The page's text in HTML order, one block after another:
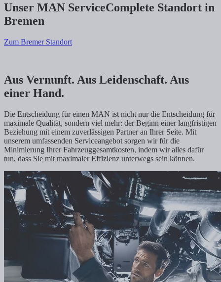
Unser MAN ServiceComplete Standort in
Bremen
Zum Bremer Standort
Aus Vernunft. Aus Leidenschaft. Aus
einer Hand.
Die Entscheidung für einen MAN ist nicht nur die Entscheidung für
maximale Qualität, sondern viel mehr: der Beginn einer langfristigen
Beziehung mit einem zuverlässigen Partner an Ihrer Seite. Mit
unserem umfassenden Serviceangebot sorgen wir für die
Minimierung Ihrer Fahrzeuggesamtkosten, indem wir alles dafür
tun, dass Sie mit maximaler Effizienz unterwegs sein können.